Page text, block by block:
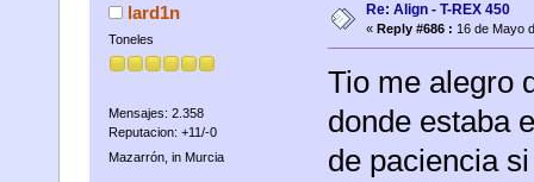
lard1n
Toneles
Mensajes: 2.358
Reputacion: +11/-0
Mazarrón, in Murcia
Re: Align - T-REX 450
« Reply #686 : 16 de Mayo
Tio me alegro
donde estaba
de paciencia